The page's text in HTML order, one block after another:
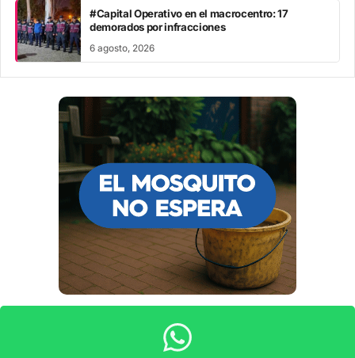
#Capital Operativo en el macrocentro: 17
demorados por infracciones
6 agosto, 2026